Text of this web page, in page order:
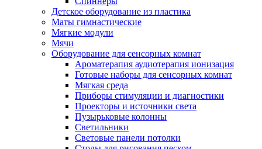
Детское оборудование из пластика
Маты гимнастические
Мягкие модули
Мячи
Оборудование для сенсорных комнат
Ароматерапия аудиотерапия ионизация
Готовые наборы для сенсорных комнат
Мягкая среда
Приборы стимуляции и диагностики
Проекторы и источники света
Пузырьковые колонны
Светильники
Световые панели потолки